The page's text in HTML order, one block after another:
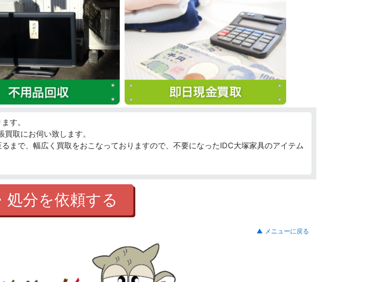
す。
取にお伺い致します。
まで、幅広く買取をおこなっておりますので、不要になったIDC大塚家具のアイテム
処分を依頼する
▲ メニューに戻る